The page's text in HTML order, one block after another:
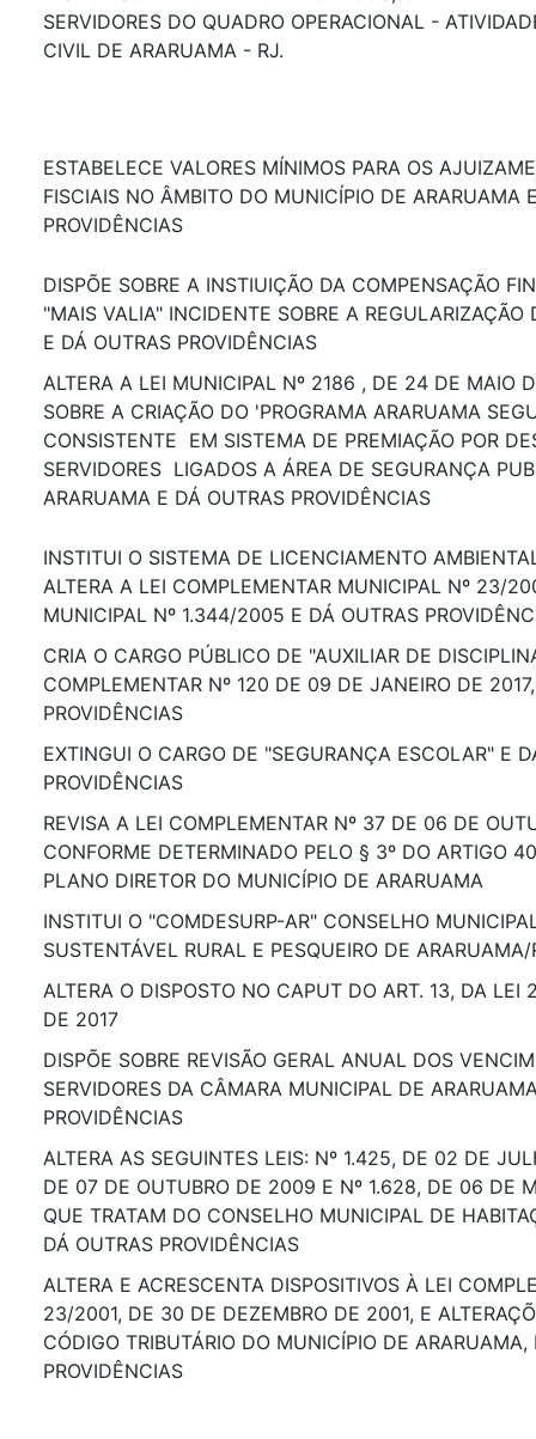
SERVIDORES DO QUADRO OPERACIONAL -
CIVIL DE ARARUAMA - RJ.
ESTABELECE VALORES MÍNIMOS PARA OS
FISCIAIS NO ÂMBITO DO MUNICÍPIO DE ARARUAMA
PROVIDÊNCIAS
DISPÕE SOBRE A INSTIUIÇÃO DA COMPENSAÇÃO
"MAIS VALIA" INCIDENTE SOBRE A REGULARIZAÇÃO
E DÁ OUTRAS PROVIDÊNCIAS
ALTERA A LEI MUNICIPAL Nº 2186 , DE 24 DE MAIO
SOBRE A CRIAÇÃO DO 'PROGRAMA ARARUAMA
CONSISTENTE EM SISTEMA DE PREMIAÇÃO POR
SERVIDORES LIGADOS A ÁREA DE SEGURANÇA
ARARUAMA E DÁ OUTRAS PROVIDÊNCIAS
INSTITUI O SISTEMA DE LICENCIAMENTO
ALTERA A LEI COMPLEMENTAR MUNICIPAL Nº 23/
MUNICIPAL Nº 1.344/2005 E DÁ OUTRAS
CRIA O CARGO PÚBLICO DE "AUXILIAR DE
COMPLEMENTAR Nº 120 DE 09 DE JANEIRO DE
PROVIDÊNCIAS
EXTINGUI O CARGO DE "SEGURANÇA ESCOLAR" E
PROVIDÊNCIAS
REVISA A LEI COMPLEMENTAR Nº 37 DE 06 DE
CONFORME DETERMINADO PELO § 3º DO ARTIGO
PLANO DIRETOR DO MUNICÍPIO DE ARARUAMA
INSTITUI O "COMDESURP-AR" CONSELHO
SUSTENTÁVEL RURAL E PESQUEIRO DE
ALTERA O DISPOSTO NO CAPUT DO ART. 13, DA LEI
DE 2017
DISPÕE SOBRE REVISÃO GERAL ANUAL DOS
SERVIDORES DA CÂMARA MUNICIPAL DE
PROVIDÊNCIAS
ALTERA AS SEGUINTES LEIS: Nº 1.425, DE 02 DE
DE 07 DE OUTUBRO DE 2009 E Nº 1.628, DE 06 DE
QUE TRATAM DO CONSELHO MUNICIPAL DE
DÁ OUTRAS PROVIDÊNCIAS
ALTERA E ACRESCENTA DISPOSITIVOS À LEI
23/2001, DE 30 DE DEZEMBRO DE 2001, E
CÓDIGO TRIBUTÁRIO DO MUNICÍPIO DE ARARUAMA,
PROVIDÊNCIAS